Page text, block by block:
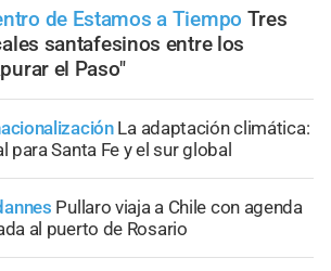
de Estamos a Tiempo Tres
santafesinos entre los
el Paso"
La adaptación climática:
para Santa Fe y el sur global
Pullaro viaja a Chile con agenda
al puerto de Rosario